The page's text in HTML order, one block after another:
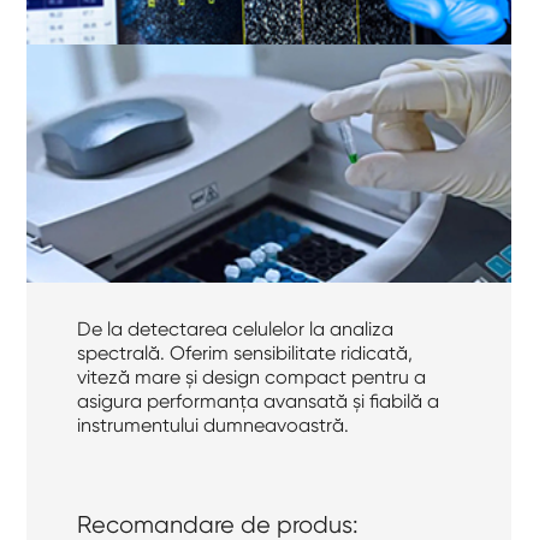
De la detectarea celulelor la analiza
spectrală. Oferim sensibilitate ridicată,
viteză mare și design compact pentru a
asigura performanța avansată și fiabilă a
instrumentului dumneavoastră.
Recomandare de produs: